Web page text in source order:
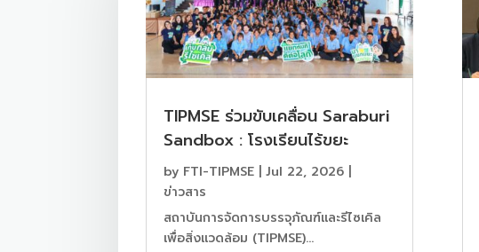
TIPMSE ร่วมขับเคลื่อน Saraburi
Sandbox : โรงเรียนไร้ขยะ
by FTI-TIPMSE |Jul 22, 2026
ข่าวสาร
สถาบันการจัดการบรรจุภัณฑ์และรีไซเคิล
เพื่อสิ่งแวดล้อม (TIPMSE)...